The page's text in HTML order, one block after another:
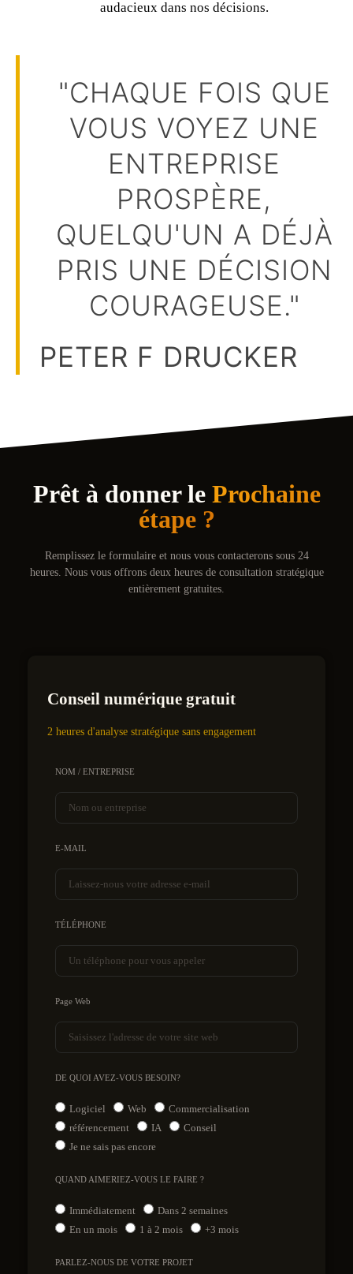
audacieux dans nos décisions.
"CHAQUE FOIS QUE
VOUS VOYEZ UNE
ENTREPRISE
PROSPÈRE,
QUELQU'UN A DÉJÀ
PRIS UNE DÉCISION
COURAGEUSE."
PETER F DRUCKER
Prêt à donner le Prochaine
étape ?
Remplissez le formulaire et nous vous contacterons sous 24
heures. Nous vous offrons deux heures de consultation stratégique
entièrement gratuites.
Conseil numérique gratuit
2 heures d'analyse stratégique sans engagement
NOM / ENTREPRISE
E-MAIL
TÉLÉPHONE
Page Web
DE QUOI AVEZ-VOUS BESOIN?
Logiciel Web
Commercialisation
référencement
IA
Conseil
Je ne sais pas encore
QUAND AIMERIEZ-VOUS LE FAIRE ?
Immédiatement
Dans 2 semaines
En un mois
1 à 2 mois +3 mois
PARLEZ-NOUS DE VOTRE PROJET